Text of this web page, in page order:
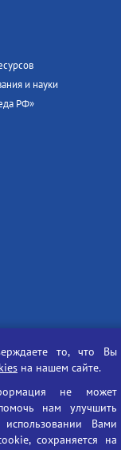
и науки
РФ»
то, что Вы
на нашем сайте.
не может
нам улучшить
Вами
сохраняется на